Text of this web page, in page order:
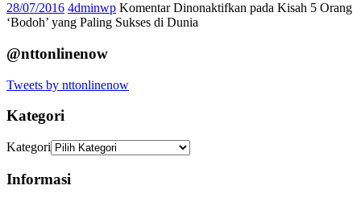
28/07/2016 4dminwp Komentar Dinonaktifkan pada Kisah 5 Orang
‘Bodoh’ yang Paling Sukses di Dunia
@nttonlinenow
Tweets by nttonlinenow
Kategori
Kategori
Informasi